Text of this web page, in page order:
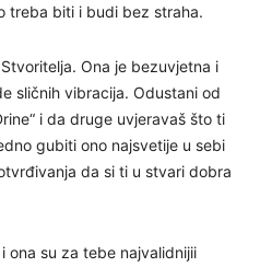
treba biti i budi bez straha.
Ona je bezuvjetna i
sličnih vibracija. Odustani od
i da druge uvjeravaš što ti
gubiti ono najsvetije u sebi
da si ti u stvari dobra
ona su za tebe najvalidnijii